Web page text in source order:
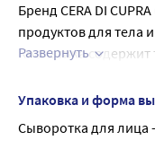
Бренд CERA DI
продуктов для тела
Косметика
коже, чтобы быть
который стал
косметических
Развернуть
Упаковка и форма
Сыворотка для лица